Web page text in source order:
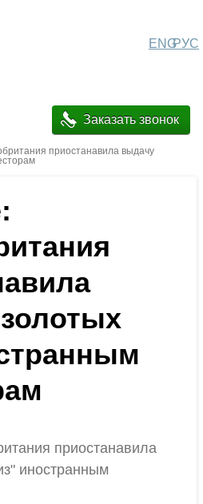
РУС
ENG
Заказать звонок
приостанавила выдачу
приостанавила
иностранным